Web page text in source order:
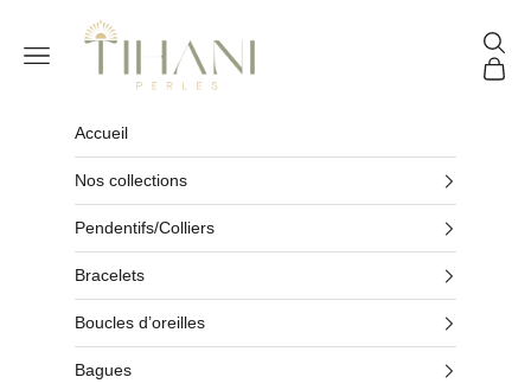
Tihani Perles
Menu
Panier
Accueil
Nos collections
Pendentifs/Colliers
Bracelets
Boucles d’oreilles
Bagues